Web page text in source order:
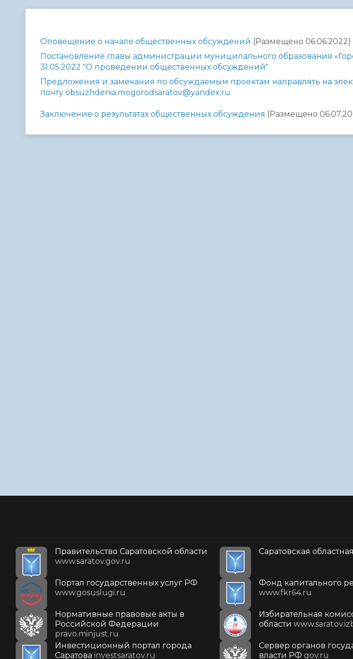
Оповещение о начале общественных обсуждений (Размещено 06.06.2022)
Постановление главы администрации муниципального образования
31.05.2022 "О проведении общественных обсуждений"
Предложения и замечания по обсуждаемым проектам направлять на
почту obsuzhdenia.mogorodsaratov@yandex.ru
Заключение о результатах общественных обсуждения (Размещено
Правительство Саратовской области
www.saratov.gov.ru
Саратовская
Портал государственных услуг РФ
www.gosuslugi.ru
Фонд капитального
www.fkr64.ru
Нормативные правовые акты в
Российской Федерации
pravo.minjust.ru
Избирательная
области
Инвестиционный портал города
Саратова investsaratov.ru
Сервер органов
власти РФ gov.ru